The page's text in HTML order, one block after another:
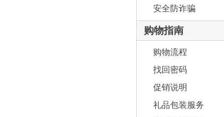
安全防诈骗
购物指南
购物流程
找回密码
促销说明
礼品包装服务